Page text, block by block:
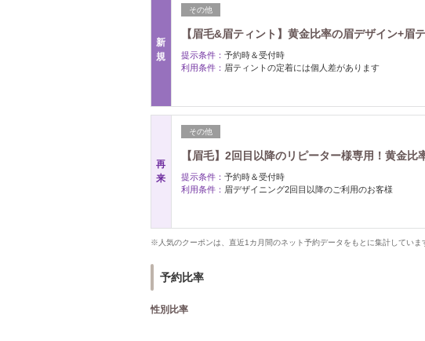
新
規
その他
【眉毛&眉ティント】黄金比率の眉デザイン+
提示条件： 予約時＆受付時
利用条件： 眉ティントの定着には個人差があります
再
来
その他
【眉毛】2回目以降のリピーター様専用！黄金
提示条件： 予約時＆受付時
利用条件： 眉デザイニング2回目以降のご利用のお客様
※人気のクーポンは、直近1カ月間のネット予約データをもとに集計していま
予約比率
性別比率